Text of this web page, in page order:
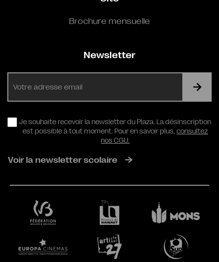
Brochure mensuelle
Newsletter
RGPD
Je souhaite recevoir la newsletter du Plaza. La désinscription
est possible à tout moment. Pour en savoir plus,consultez
nos CGU.
Voir la newsletter scolaire